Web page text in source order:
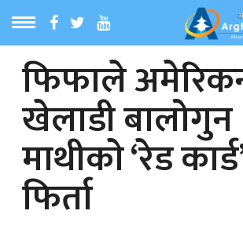
MENU
समाचार
फिफाले
खेलाडी बालोगुन
माथीकाे ‘रेड
फिर्ता